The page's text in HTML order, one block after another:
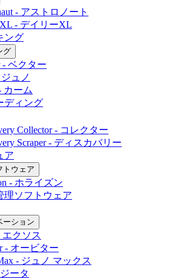
- アストロノート
- デイリーXL
ング
グ
- ベクター
ュノ
カーム
ディング
Collector - コレクター
Scraper - ディスカバリー
ア
トウェア
- ホライズン
理ソフトウェア
ーション
エクソス
- オービター
- ジュノ マックス
ータ